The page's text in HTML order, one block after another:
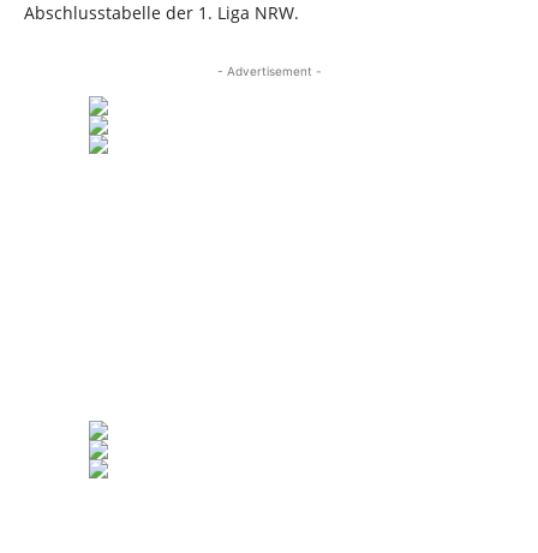
Abschlusstabelle der 1. Liga NRW.
- Advertisement -